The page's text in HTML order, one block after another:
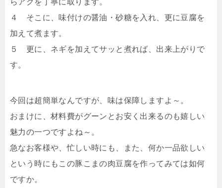
４ そこに、味付けの醤油・砂糖を入れ、更に豆腐を
加えて煮ます。
５ 更に、ネギを加えてサッと煮れば、出来上がりで
す。
今回は超簡単なんですが、味は保障しますよ～。
おまけに、材料費がグーンとお安く出来るのも嬉しい
魅力の一つですよね～。
急なお客様や、忙しい時にも、また、何か一品欲しい
という時にもこの豚こまの肉豆腐を作ってみては如何
ですか。